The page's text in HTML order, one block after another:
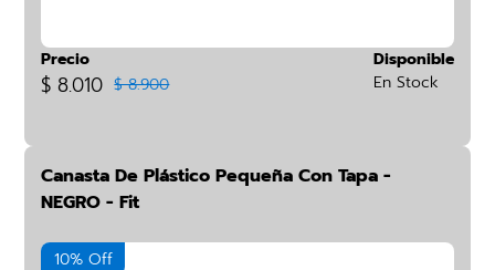
Precio
$ 8.010 $ 8.900
Disponible
En Stock
Canasta De Plástico Pequeña Con Tapa -
NEGRO - Fit
10% Off